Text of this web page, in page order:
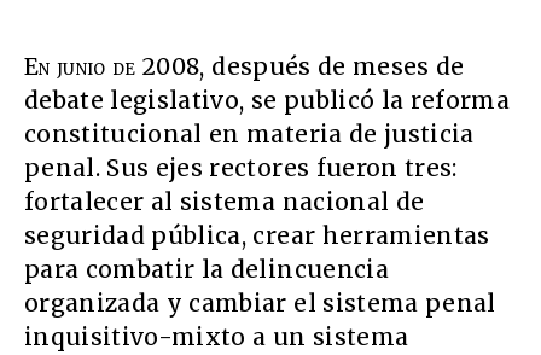
En junio de 2008, después de meses de
debate legislativo, se publicó la reforma
constitucional en materia de justicia
penal. Sus ejes rectores fueron tres:
fortalecer al sistema nacional de
seguridad pública, crear herramientas
para combatir la delincuencia
organizada y cambiar el sistema penal
inquisitivo-mixto a un sistema